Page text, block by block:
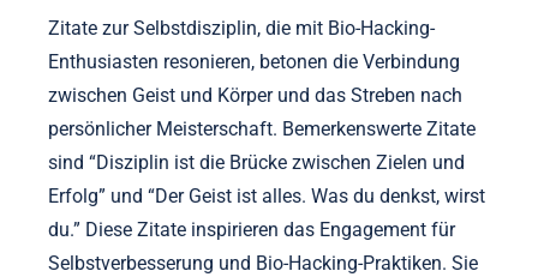
Zitate zur Selbstdisziplin, die mit Bio-Hacking-
Enthusiasten resonieren, betonen die Verbindung
zwischen Geist und Körper und das Streben nach
persönlicher Meisterschaft. Bemerkenswerte Zitate
sind “Disziplin ist die Brücke zwischen Zielen und
Erfolg” und “Der Geist ist alles. Was du denkst, wirst
du.” Diese Zitate inspirieren das Engagement für
Selbstverbesserung und Bio-Hacking-Praktiken. Sie